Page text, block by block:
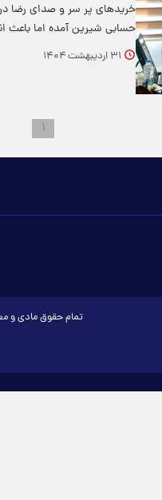
خریدهای پر سر و صدای رضا
حسابی شیرین آمده اما باعث
۳۱ اردیبهشت ۱۴۰۴
۱
تمام حقوق مادی و